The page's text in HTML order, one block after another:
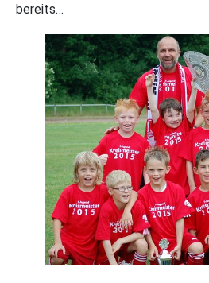
bereits…